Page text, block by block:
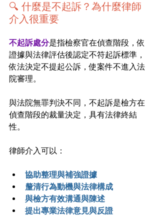
🔍 什麼是不起訴？為什麼律師
介入很重要
不起訴處分是指檢察官在偵查階段，依
證據與法律評估後認定不符起訴標準，
依法決定不提起公訴，使案件不進入法
院審理。
與法院無罪判決不同，不起訴是檢方在
偵查階段的裁量決定，具有法律終結
性。
律師介入可以：
協助整理與補強證據
釐清行為動機與法律構成
與檢方有效溝通與陳述
提出專業法律意見與反證